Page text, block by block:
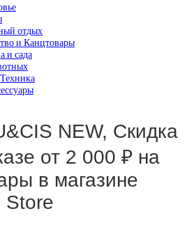
отдых
и Канцтовары
и сада
NEW, Скидка
от 2 000 ₽ на
в магазине
Store